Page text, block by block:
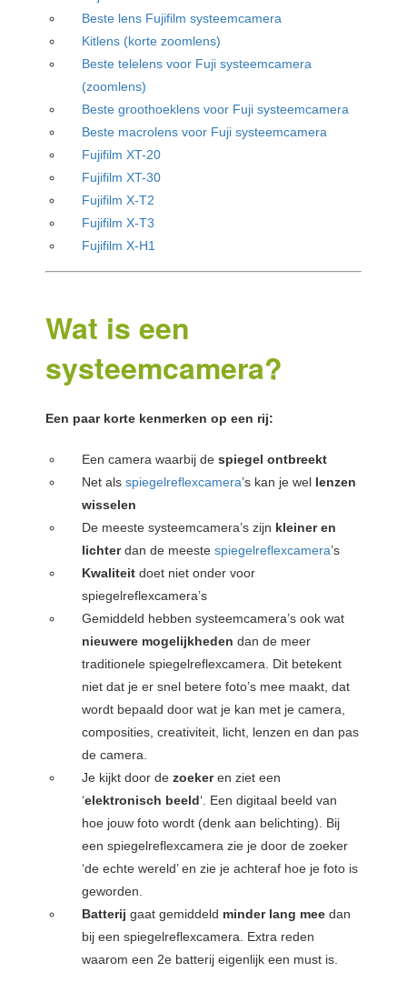
Beste lens Fujifilm systeemcamera
Kitlens (korte zoomlens)
Beste telelens voor Fuji systeemcamera
(zoomlens)
Beste groothoeklens voor Fuji systeemcamera
Beste macrolens voor Fuji systeemcamera
Fujifilm XT-20
Fujifilm XT-30
Fujifilm X-T2
Fujifilm X-T3
Fujifilm X-H1
Wat is een
systeemcamera?
Een paar korte kenmerken op een rij:
Een camera waarbij despiegel ontbreekt
Net alsspiegelreflexcamera’s kan je wel lenzen
wisselen
De meeste systeemcamera’s zijn kleiner en
lichterdan de meestespiegelreflexcamera’s
Kwaliteit doet niet onder voor
spiegelreflexcamera’s
Gemiddeld hebben systeemcamera’s ook wat
nieuwere mogelijkheden dan de meer
traditionele spiegelreflexcamera. Dit betekent
niet dat je er snel betere foto’s mee maakt, dat
wordt bepaald door wat je kan met je camera,
composities, creativiteit, licht, lenzen en dan pas
de camera.
Je kijkt door de zoekeren ziet een
‘elektronisch beeld‘. Een digitaal beeld van
hoe jouw foto wordt (denk aan belichting). Bij
een spiegelreflexcamera zie je door de zoeker
‘de echte wereld’ en zie je achteraf hoe je foto is
geworden.
Batterij gaat gemiddeld minder lang mee dan
bij een spiegelreflexcamera. Extra reden
waarom een 2e batterij eigenlijk een must is.